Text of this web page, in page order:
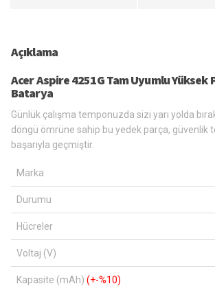
Açıklama
Acer Aspire 4251G Tam Uyumlu Yüksek
Batarya
Günlük çalışma temponuzda sizi yarı yolda
döngü ömrüne sahip bu yedek parça, güvenlik
başarıyla geçmiştir.
Marka
Durumu
Hücreler
Voltaj (V)
Kapasite (mAh) (+-%10)